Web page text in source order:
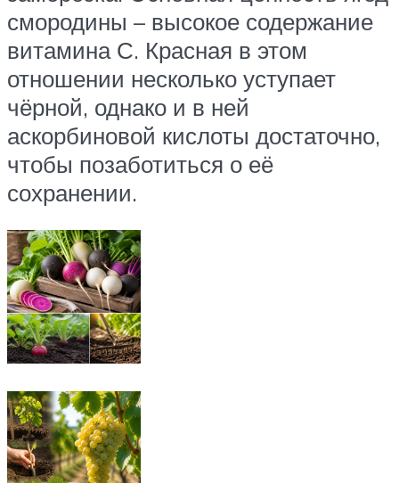
смородины – высокое содержание
витамина С. Красная в этом
отношении несколько уступает
чёрной, однако и в ней
аскорбиновой кислоты достаточно,
чтобы позаботиться о её
сохранении.